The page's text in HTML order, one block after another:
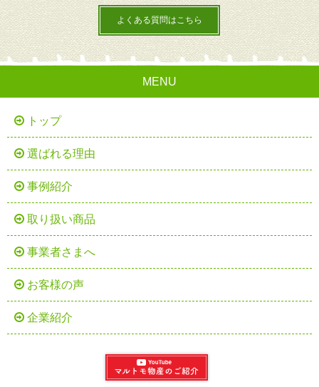
よくある質問はこちら
MENU
トップ
選ばれる理由
事例紹介
取り扱い商品
事業者さまへ
お客様の声
企業紹介